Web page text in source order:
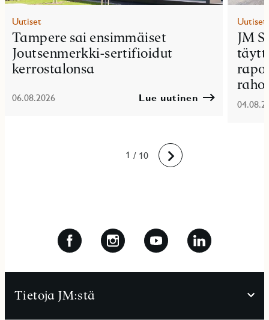
Uutiset
Tampere sai ensimmäiset
Joutsenmerkki-sertifioidut
kerrostalonsa
06.08.2026 Lue uutinen
Uutiset
JM
1
2
3
4
5
6
7
8
9
10 / 10 Eteenpäin
Tietoja JM:stä